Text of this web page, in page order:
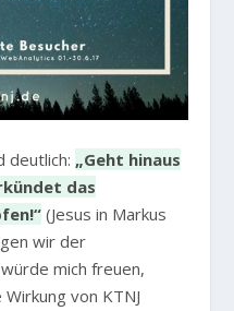
deutlich: „Geht hinaus
das
(Jesus in Markus
wir der
mich freuen,
von KTNJ